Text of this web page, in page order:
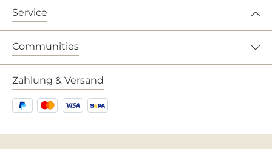
Service
Communities
Zahlung & Versand